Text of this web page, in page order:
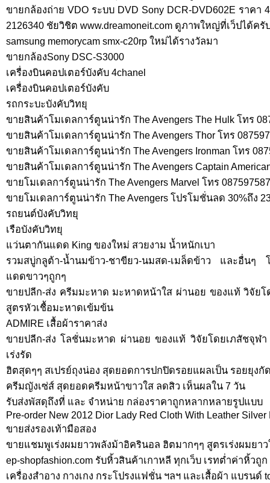
ขายกล้องถ่าย VDO ระบบ DVD Sony DCR-DVD602E ราคา
2126340 ชัยวิชิต www.dreamoneit.com ดูภาพใหญ่ที่เว็ปได้ค
samsung memorycam smx-c20rp ใหม่ได้รางวัลมา
ขายกล้องSony DSC-S3000
เครื่องบินคอปเตอร์บังคับ 4chanel
เครื่องบินคอปเตอร์บังคับ
รถกระบะบังคับวิทยุ
ขายสินค้าโมเดลการ์ตูนน่ารัก The Avengers The Hulk โทร
ขายสินค้าโมเดลการ์ตูนน่ารัก The Avengers Thor โทร
ขายสินค้าโมเดลการ์ตูนน่ารัก The Avengers Ironman โทร
ขายสินค้าโมเดลการ์ตูนน่ารัก The Avengers Captain
ขายโมเดลการ์ตูนน่ารัก The Avengers Marvel โทร
ขายโมเดลการ์ตูนน่ารัก The Avengers โปรโมชั่นลด 30%ถึง
รถยนต์บังคับวิทยุ
เรือบังคับวิทยุ
แว่นตากันแดด King ของใหม่ สวยงาม น้ำหนักเบา
รวมสบู่กลูต้า-น้ำนมข้าว-ชาขียว-นมสด-เมล็ดข้าว และอื่นๆ
แดดขาวๆถูกๆ
ขายปลีก-ส่ง ครีมมะหาด มะหาดหน้าใส ผ่านอย ของแท้ วิจัย
สูตรหัวเชื้อมะหาดเข้มข้น
ADMIRE เสื้อผ้าราคาส่ง
ขายปลีก-ส่ง โลชั่นมะหาด ผ่านอย ของแท้ วิจัยโดยเภสัชจุฬา
เร่งรัด
ฮิตสุดๆๆ สเปรย์ถุงน่อง สุดยอดการปกปิดรอยแผลเป็น รอยยุงกั
ครีมญังเซ่ส์ สุดยอดครีมหน้าขาวใส ลดสิว เห็นผลใน 7 วัน
ััรับส่งพัสดุถึงที่ และ จำหน่าย กล่องราคาถูกหลากหลายรูปแบบ
Pre-order New 2012 Dior Lady Red Cloth With Leather Silver
ขายส่งรองเท้ามือสอง
ขายแชมพูเร่งผมยาวพลังม้าอิครินอล ฮิตมากๆๆ สูตรเร่งผมยาว
ep-shopfashion.com รับหิ้วสินค้าเกาหลี ทุกเว็บ เรทต่ำค่าหิ้วถู
เครื่องสำอาง กางเกง กระโปรงแฟชั่น ฯลฯ และเสื้อผ้า แบรนด์